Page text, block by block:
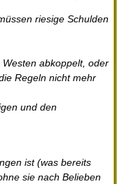
riesige Schulden
abkoppelt, oder
Regeln nicht mehr
und den
ist (was bereits
sie nach Belieben